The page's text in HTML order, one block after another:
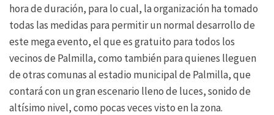
hora de duración, para lo cual, la organización ha tomado
todas las medidas para permitir un normal desarrollo de
este mega evento, el que es gratuito para todos los
vecinos de Palmilla, como también para quienes lleguen
de otras comunas al estadio municipal de Palmilla, que
contará con un gran escenario lleno de luces, sonido de
altísimo nivel, como pocas veces visto en la zona.